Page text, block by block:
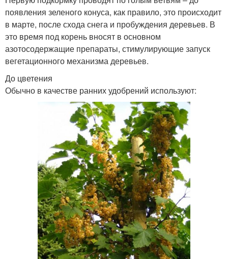
появления зеленого конуса, как правило, это происходит
в марте, после схода снега и пробуждения деревьев. В
это время под корень вносят в основном
азотосодержащие препараты, стимулирующие запуск
вегетационного механизма деревьев.
До цветения
Обычно в качестве ранних удобрений используют: